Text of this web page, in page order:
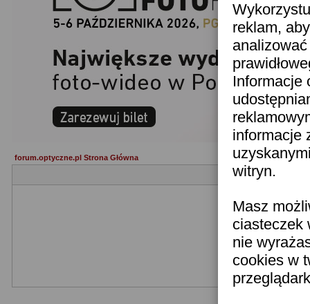
reklam,
Informacje
informacje
witryn.
Masz
ciasteczek
nie
cookies w
forum.optyczne.pl Strona Główna